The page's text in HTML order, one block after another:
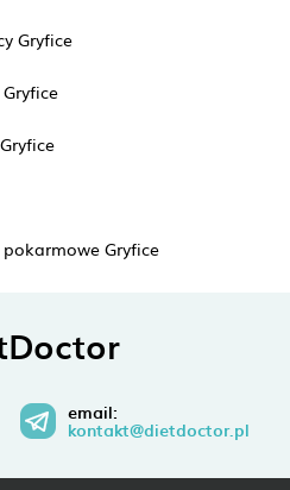
Gryfice
Gryfice
email:
kontakt@dietdoctor.pl